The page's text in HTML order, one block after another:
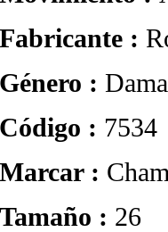
Fabricante :
Género :
Código : 7534
Marcar :
Tamaño : 26